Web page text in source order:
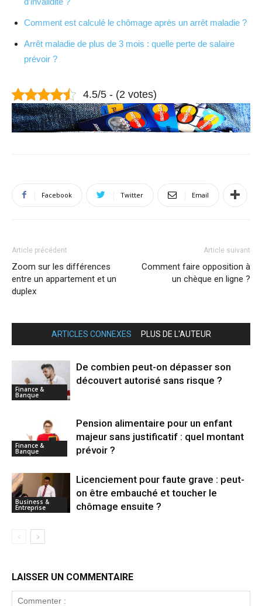
Comment est calculé le chômage après un arrêt maladie ?
Arrêt maladie de plus de 3 mois : quelle perte de salaire
prévoir ?
4.5/5 - (2 votes)
Facebook Twitter Email
Article précédent
Zoom sur les différences
entre un appartement et un
duplex
Article suivant
Comment faire opposition à
un chèque en ligne ?
ARTICLES CONNEXES PLUS DE L'AUTEUR
Finance &
Banque
De combien peut-on dépasser son
découvert autorisé sans risque ?
Finance &
Banque
Pension alimentaire pour un enfant
majeur sans justificatif : quel montant
prévoir ?
Business &
Entreprise
Licenciement pour faute grave : peut-
on être embauché et toucher le
chômage ensuite ?
LAISSER UN COMMENTAIRE